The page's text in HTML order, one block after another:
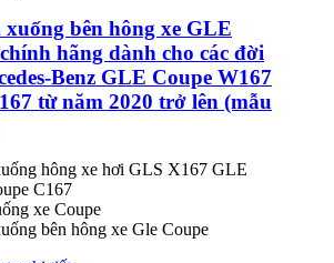
xuống bên hông xe GLE
hãng dành cho các đời
Benz GLE Coupe W167
từ năm 2020 trở lên (mẫu
hông xe hơi GLS X167 GLE
C167
xe Coupe
bên hông xe Gle Coupe